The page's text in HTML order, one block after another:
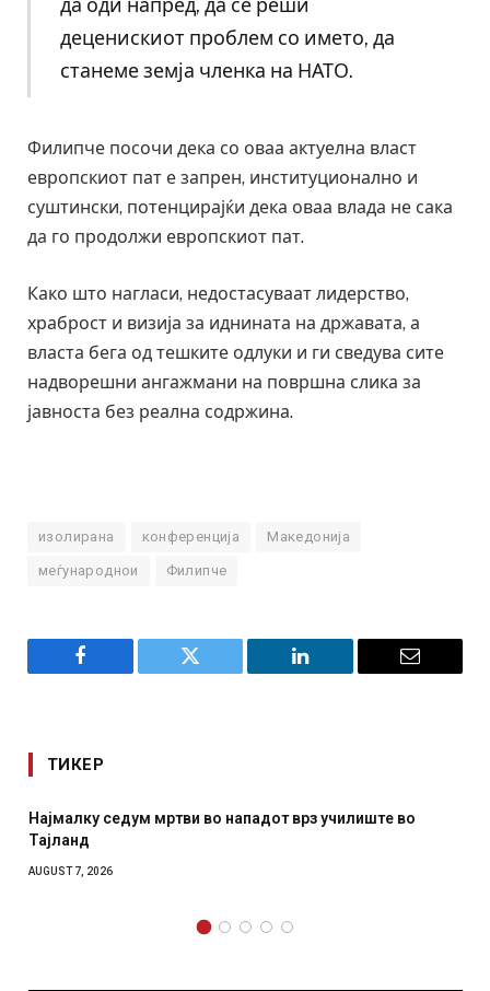
да оди напред, да се реши
деценискиот проблем со името, да
станеме земја членка на НАТО.
Филипче посочи дека со оваа актуелна власт
европскиот пат е запрен, институционално и
суштински, потенцирајќи дека оваа влада не сака
да го продолжи европскиот пат.
Како што нагласи, недостасуваат лидерство,
храброст и визија за иднината на државата, а
власта бега од тешките одлуки и ги сведува сите
надворешни ангажмани на површна слика за
јавноста без реална содржина.
изолирана конференција Македонија
меѓународнои Филипче
Facebook Twitter LinkedIn Email
ТИКЕР
СОЗИС: Украинците повеќе им веруваат на генералите
отколку на Зеленски
AUGUST 7, 2026